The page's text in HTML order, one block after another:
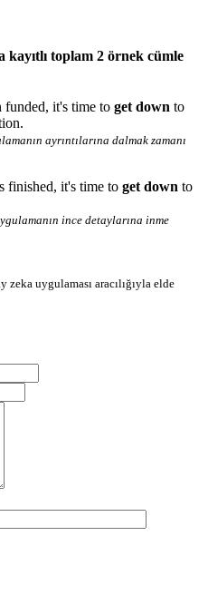
kayıtlı toplam 2 örnek cümle
funded, it's time to get down to
ayrıntılarına dalmak zamanı
finished, it's time to get down to
ince detaylarına inme
uygulaması aracılığıyla elde